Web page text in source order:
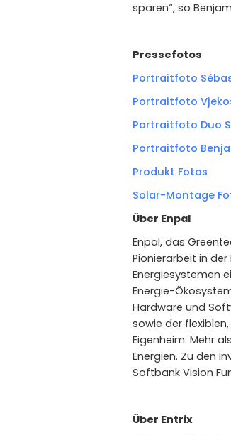
sparen“, so
Pressefotos
Portraitfoto
Portraitfoto
Portraitfoto Duo
Portraitfoto
Produkt Fotos
Solar-Montage
Über Enpal
Enpal, das
Pionierarbeit in
Energiesystemen
Energie-
Hardware und
sowie der
Eigenheim. Mehr
Energien. Zu den
Softbank Vision
Über Entrix